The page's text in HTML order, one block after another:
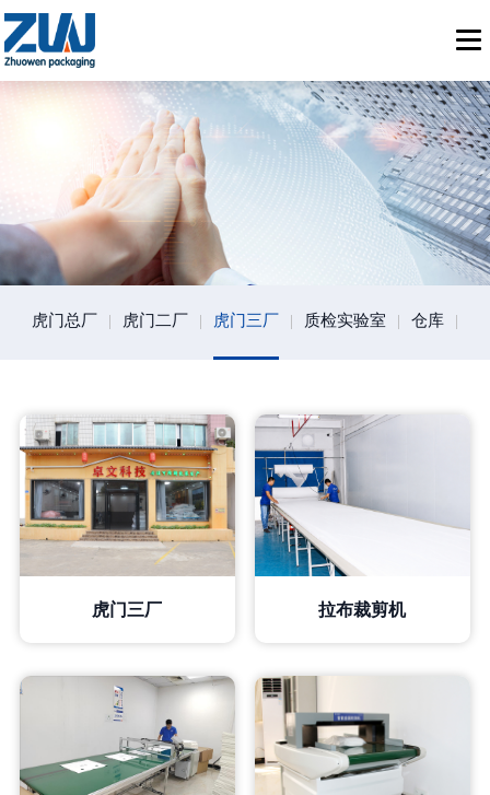
虎门总厂 | 虎门二厂 | 虎门三厂 | 质检实验室 | 仓库 |
虎门三厂 拉布裁剪机